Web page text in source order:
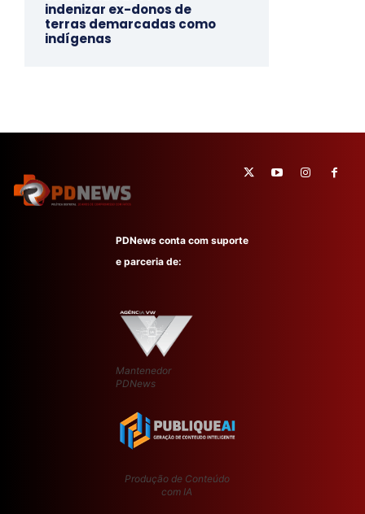
indenizar ex-donos de
terras demarcadas como
indígenas
PDNews conta com suporte
e parceria de:
Mantenedor
PDNews
Produção de Conteúdo
com IA